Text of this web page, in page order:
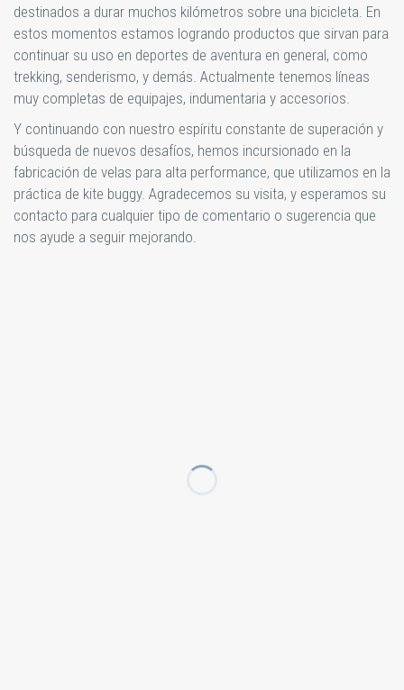
destinados a durar muchos kilómetros sobre una bicicleta. En
estos momentos estamos logrando productos que sirvan para
continuar su uso en deportes de aventura en general, como
trekking, senderismo, y demás. Actualmente tenemos líneas
muy completas de equipajes, indumentaria y accesorios.
Y continuando con nuestro espíritu constante de superación y
búsqueda de nuevos desafíos, hemos incursionado en la
fabricación de velas para alta performance, que utilizamos en la
práctica de kite buggy. Agradecemos su visita, y esperamos su
contacto para cualquier tipo de comentario o sugerencia que
nos ayude a seguir mejorando.